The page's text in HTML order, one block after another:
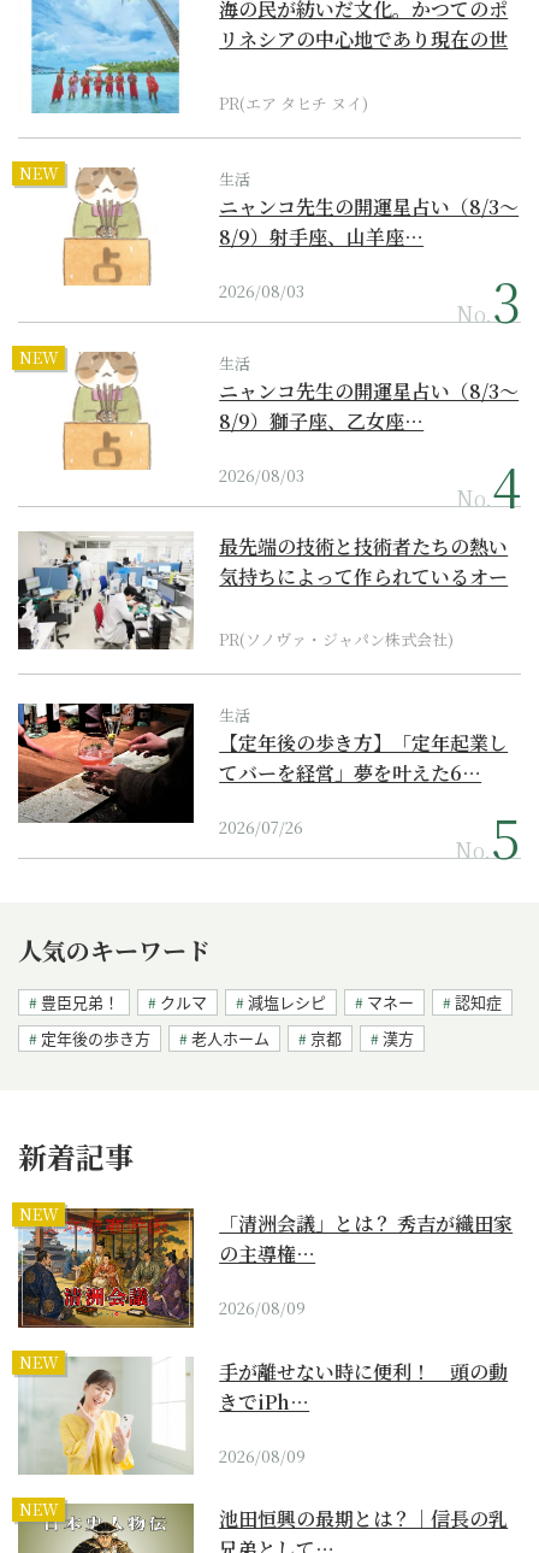
海の民が紡いだ文化。かつてのポ
リネシアの中心地であり現在の世
PR(エア タヒチ ヌイ)
NEW 生活
ニャンコ先生の開運星占い（8/3～
8/9）射手座、山羊座…
2026/08/03
No.
NEW 生活
ニャンコ先生の開運星占い（8/3～
8/9）獅子座、乙女座…
2026/08/03
No.
最先端の技術と技術者たちの熱い
気持ちによって作られているオー
PR(ソノヴァ・ジャパン株式会社)
生活
【定年後の歩き方】「定年起業し
てバーを経営」夢を叶えた6…
2026/07/26
No.
人気のキーワード
豊臣兄弟！ クルマ 減塩レシピ マネー
認知症
定年後の歩き方
老人ホーム 京都 漢方
新着記事
NEW
「清洲会議」とは？ 秀吉が織田家
の主導権…
2026/08/09
NEW
手が離せない時に便利！ 頭の動
きでiPh…
2026/08/09
NEW
池田恒興の最期とは？｜信長の乳